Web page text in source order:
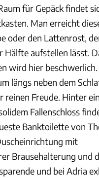
für Gepäck findet
Man erreicht
oder den Lattenrost,
Hälfte aufstellen lässt.
wird hier
längs neben dem
reinen Freude. Hinter
Fallenschloss
Banktoilette von
mit
Brausehalterung und
und bei Adria